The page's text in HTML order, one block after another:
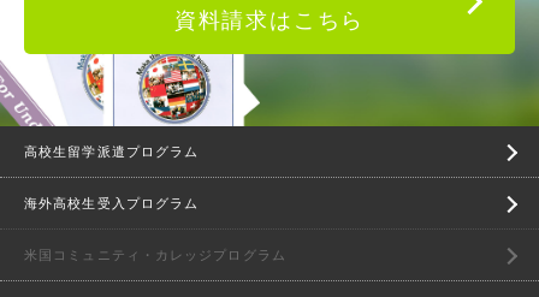
資料請求はこちら
高校生留学派遣プログラム
海外高校生受入プログラム
米国コミュニティ・カレッジプログラム